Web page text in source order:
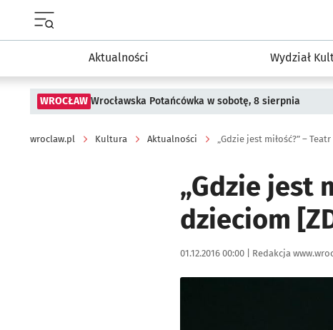
Aktualności Wydział
WROCŁAW Wrocławska Potańcówka w sobotę, 8 sierpnia
wroclaw.pl Kultura Aktualności „Gdzie jest miłość?” –
„Gdzie jest
dzieciom
Data publikacji:
01.12.2016 00:00 | Autor:
Redakcja